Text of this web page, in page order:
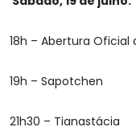
18h – Abertura Oficial
19h – Sapotchen
21h30 – Tianastácia